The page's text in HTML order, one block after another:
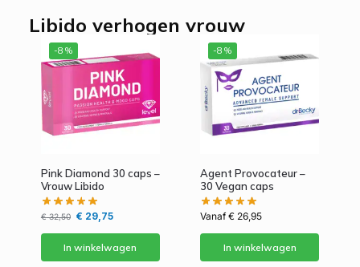
Libido verhogen vrouw
-8%
Pink Diamond 30 caps –
Vrouw Libido
€32,50 € 29,75
In winkelwagen
-8%
Agent Provocateur –
30 Vegan caps
Vanaf€ 26,95
In winkelwagen